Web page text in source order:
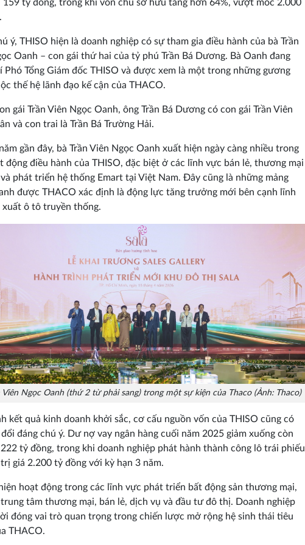
159 tỷ đồng, trong khi vốn chủ sở hữu tăng hơn 64%, vượt mốc 2.000
ý, THISO hiện là doanh nghiệp có sự tham gia điều hành của bà Trần
Oanh – con gái thứ hai của tỷ phú Trần Bá Dương. Bà Oanh đang
Phó Tổng Giám đốc THISO và được xem là một trong những gương
thế hệ lãnh đạo kế cận của THACO.
gái Trần Viên Ngọc Oanh, ông Trần Bá Dương có con gái Trần Viên
và con trai là Trần Bá Trường Hải.
gần đây, bà Trần Viên Ngọc Oanh xuất hiện ngày càng nhiều trong
động điều hành của THISO, đặc biệt ở các lĩnh vực bán lẻ, thương mại
phát triển hệ thống Emart tại Việt Nam. Đây cũng là những mảng
được THACO xác định là động lực tăng trưởng mới bên cạnh lĩnh
xuất ô tô truyền thống.
Viên Ngọc Oanh (thứ 2 từ phải sang) trong một sự kiện của Thaco (Ảnh: Thaco)
kết quả kinh doanh khởi sắc, cơ cấu nguồn vốn của THISO cũng có
đáng chú ý. Dư nợ vay ngân hàng cuối năm 2025 giảm xuống còn
tỷ đồng, trong khi doanh nghiệp phát hành thành công lô trái phiếu
giá 2.200 tỷ đồng với kỳ hạn 3 năm.
hoạt động trong các lĩnh vực phát triển bất động sản thương mại,
tâm thương mại, bán lẻ, dịch vụ và đầu tư đô thị. Doanh nghiệp
đóng vai trò quan trọng trong chiến lược mở rộng hệ sinh thái tiêu
THACO.